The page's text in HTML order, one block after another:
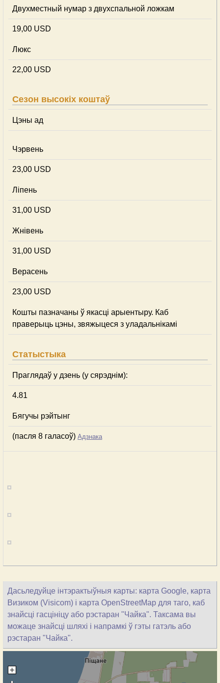
Двухместный нумар з двухспальной ложкам
19,00 USD
Люкс
22,00 USD
Сезон высокіх коштаў
Цэны ад
Чэрвень
23,00 USD
Ліпень
31,00 USD
Жнівень
31,00 USD
Верасень
23,00 USD
Кошты пазначаны ў якасці арыентыру. Каб
праверыць цэны, звяжыцеся з уладальнікамі
Статыстыка
Праглядаў у дзень (у сярэднім):
4.81
Бягучы рэйтынг
(пасля 8 галасоў) Адзнака
Дасьледуйце інтэрактыўныя карты: карта Google, карта
Визиком (Visicom) і карта OpenStreetMap для таго, каб
знайсці гасцініцу або рэстаран "Чайка". Таксама вы
можаце знайсці шляхі і напрамкі ў гэты гатэль або
рэстаран "Чайка".